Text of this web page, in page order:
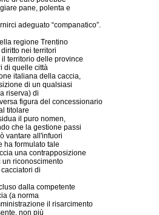
pane, polenta e
adeguato “companatico”.
regione Trentino
nei territori
territorio delle province
di quelle città
italiana della caccia,
di un qualsiasi
riserva) di
figura del concessionario
titolare
il puro nomen,
che la gestione passi
vantare all'infuori
ha formulato tale
una contrapposizione
un riconoscimento
di
dalla competente
(a norma
il risarcimento
non più